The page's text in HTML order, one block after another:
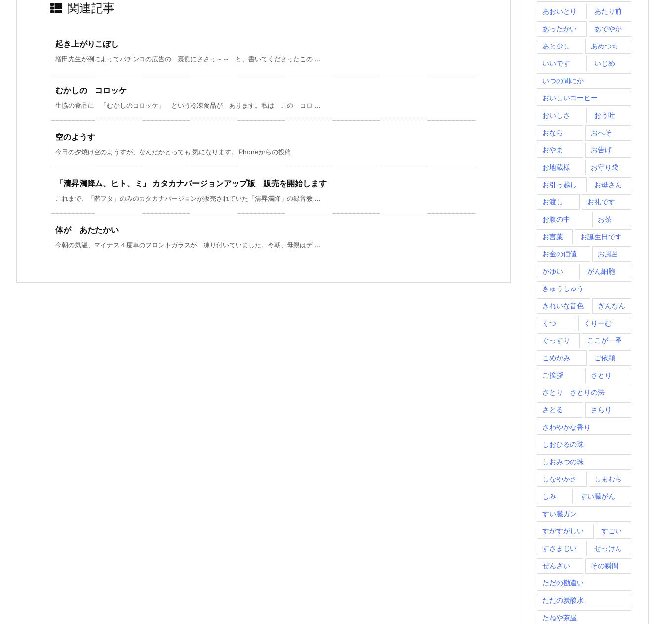
関連記事
起き上がりこぼし
増田先生が例によってパチンコの広告の 裏側にささっ～～ と、書いてくださったこの ...
むかしの コロッケ
生協の食品に 「むかしのコロッケ」 という冷凍食品が あります。私は この コロ ...
空のようす
今日の夕焼け空のようすが、なんだかとっても 気になります。iPhoneからの投稿
「清昇濁降ム、ヒト、ミ」 カタカナバージョンアップ版 販売を開始します
これまで、「階フタ」のみのカタカナバージョンが販売されていた「清昇濁降」の録音教 ...
体が あたたかい
今朝の気温、マイナス４度車のフロントガラスが 凍り付いていました。今朝、母親はデ ...
あおいとり あたり前
あったかい あでやか
あと少し あめつち
いいです いじめ
いつの間にか
おいしいコーヒー
おいしさ おう吐
おなら おへそ
おやま お告げ
お地蔵様 お守り袋
お引っ越し お母さん
お渡し お礼です
お腹の中 お茶
お言葉 お誕生日です
お金の価値 お風呂
かゆい がん細胞
きゅうしゅう
きれいな音色 ぎんなん
くつ くりーむ
ぐっすり ここが一番
こめかみ ご依頼
ご挨拶 さとり
さとり さとりの法
さとる さらり
さわやかな香り
しおひるの珠
しおみつの珠
しなやかさ しまむら
しみ すい臓がん
すい臓ガン
すがすがしい すごい
すさまじい せっけん
ぜんざい その瞬間
ただの勘違い
ただの炭酸水
たねや茶屋